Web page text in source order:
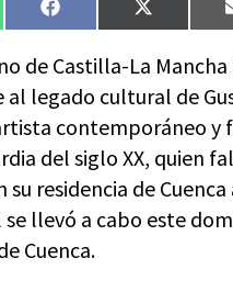
Compartir
en
Facebook
en
X
(Twitter)
de Castilla-La
al legado cultural de
contemporáneo y
del siglo XX, quien
su residencia de Cuenca
se llevó a cabo este
Cuenca.